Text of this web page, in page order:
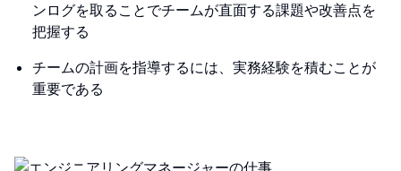
ンログを取ることでチームが直面する課題や改善点を
把握する
チームの計画を指導するには、実務経験を積むことが
重要である